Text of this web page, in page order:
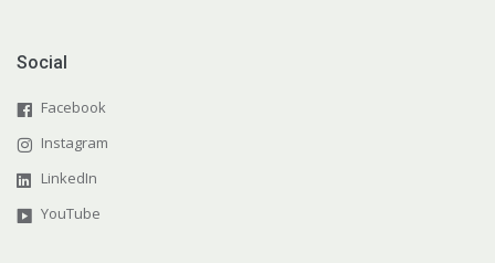
Social
Facebook
Instagram
LinkedIn
YouTube